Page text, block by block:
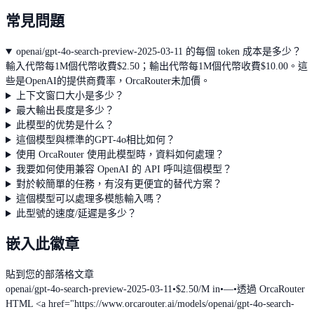
常見問題
openai/gpt-4o-search-preview-2025-03-11 的每個 token 成本是多少？
輸入代幣每1M個代幣收費$2.50；輸出代幣每1M個代幣收費$10.00。這
些是OpenAI的提供商費率，OrcaRouter未加價。
上下文窗口大小是多少？
最大輸出長度是多少？
此模型的优势是什么？
這個模型與標準的GPT-4o相比如何？
使用 OrcaRouter 使用此模型時，資料如何處理？
我要如何使用兼容 OpenAI 的 API 呼叫這個模型？
對於較簡單的任務，有沒有更便宜的替代方案？
這個模型可以處理多模態輸入嗎？
此型號的速度/延遲是多少？
嵌入此徽章
貼到您的部落格文章
openai/gpt-4o-search-preview-2025-03-11•$2.50/M in•—•透過 OrcaRouter
HTML <a href="https://www.orcarouter.ai/models/openai/gpt-4o-search-